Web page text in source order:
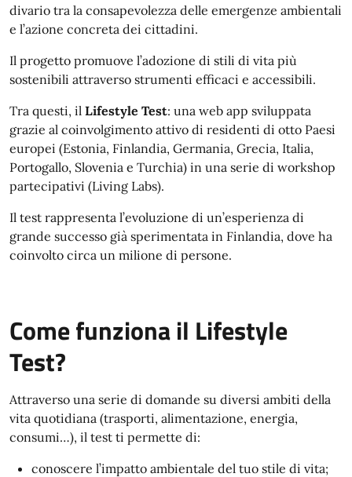
divario tra la consapevolezza delle emergenze ambientali
e l’azione concreta dei cittadini.
Il progetto promuove l’adozione di stili di vita più
sostenibili attraverso strumenti efficaci e accessibili.
Tra questi, il Lifestyle Test: una web app sviluppata
grazie al coinvolgimento attivo di residenti di otto Paesi
europei (Estonia, Finlandia, Germania, Grecia, Italia,
Portogallo, Slovenia e Turchia) in una serie di workshop
partecipativi (Living Labs).
Il test rappresenta l’evoluzione di un’esperienza di
grande successo già sperimentata in Finlandia, dove ha
coinvolto circa un milione di persone.
Come funziona il Lifestyle
Test?
Attraverso una serie di domande su diversi ambiti della
vita quotidiana (trasporti, alimentazione, energia,
consumi…), il test ti permette di:
conoscere l’impatto ambientale del tuo stile di vita;